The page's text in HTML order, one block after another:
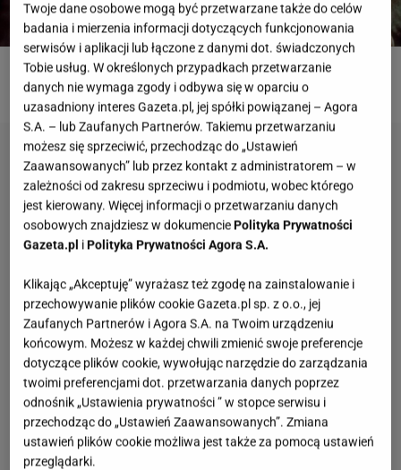
ROZWIĄŻ QUIZ
Twoje dane osobowe mogą być przetwarzane także do celów
badania i mierzenia informacji dotyczących funkcjonowania
serwisów i aplikacji lub łączone z danymi dot. świadczonych
Tobie usług. W określonych przypadkach przetwarzanie
danych nie wymaga zgody i odbywa się w oparciu o
uzasadniony interes Gazeta.pl, jej spółki powiązanej – Agora
S.A. – lub Zaufanych Partnerów. Takiemu przetwarzaniu
możesz się sprzeciwić, przechodząc do „Ustawień
Zaawansowanych” lub przez kontakt z administratorem – w
zależności od zakresu sprzeciwu i podmiotu, wobec którego
jest kierowany. Więcej informacji o przetwarzaniu danych
osobowych znajdziesz w dokumenciePolityka Prywatności
Gazeta.pl iPolityka Prywatności Agora S.A.
Klikając „Akceptuję” wyrażasz też zgodę na zainstalowanie i
przechowywanie plików cookie Gazeta.pl sp. z o.o., jej
Zaufanych Partnerów i Agora S.A. na Twoim urządzeniu
końcowym. Możesz w każdej chwili zmienić swoje preferencje
dotyczące plików cookie, wywołując narzędzie do zarządzania
twoimi preferencjami dot. przetwarzania danych poprzez
odnośnik „Ustawienia prywatności ” w stopce serwisu i
przechodząc do „Ustawień Zaawansowanych”. Zmiana
ustawień plików cookie możliwa jest także za pomocą ustawień
przeglądarki.